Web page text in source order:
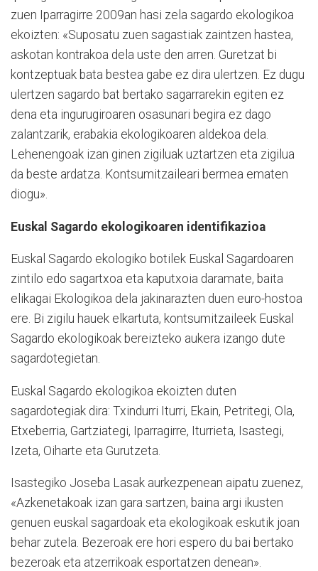
zuen Iparragirre 2009an hasi zela sagardo ekologikoa
ekoizten: «Suposatu zuen sagastiak zaintzen hastea,
askotan kontrakoa dela uste den arren. Guretzat bi
kontzeptuak bata bestea gabe ez dira ulertzen. Ez dugu
ulertzen sagardo bat bertako sagarrarekin egiten ez
dena eta ingurugiroaren osasunari begira ez dago
zalantzarik, erabakia ekologikoaren aldekoa dela.
Lehenengoak izan ginen zigiluak uztartzen eta zigilua
da beste ardatza. Kontsumitzaileari bermea ematen
diogu».
Euskal Sagardo ekologikoaren identifikazioa
Euskal Sagardo ekologiko botilek Euskal Sagardoaren
zintilo edo sagartxoa eta kaputxoia daramate, baita
elikagai Ekologikoa dela jakinarazten duen euro-hostoa
ere. Bi zigilu hauek elkartuta, kontsumitzaileek Euskal
Sagardo ekologikoak bereizteko aukera izango dute
sagardotegietan.
Euskal Sagardo ekologikoa ekoizten duten
sagardotegiak dira: Txindurri Iturri, Ekain, Petritegi, Ola,
Etxeberria, Gartziategi, Iparragirre, Iturrieta, Isastegi,
Izeta, Oiharte eta Gurutzeta.
Isastegiko Joseba Lasak aurkezpenean aipatu zuenez,
«Azkenetakoak izan gara sartzen, baina argi ikusten
genuen euskal sagardoak eta ekologikoak eskutik joan
behar zutela. Bezeroak ere hori espero du bai bertako
bezeroak eta atzerrikoak esportatzen denean».